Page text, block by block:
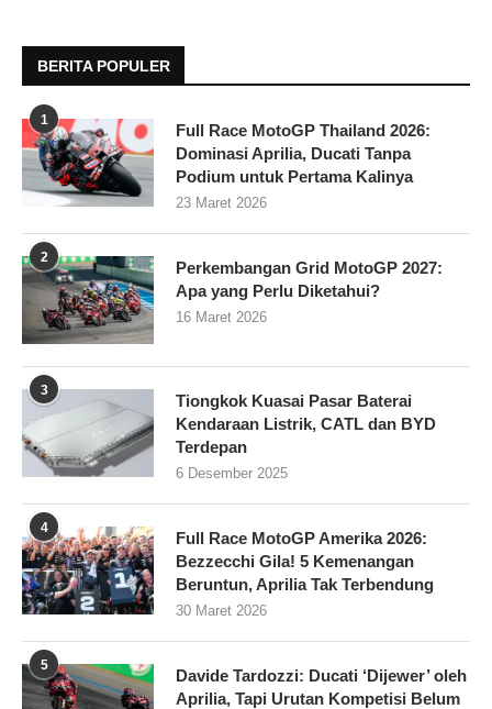
BERITA POPULER
1
Full Race MotoGP Thailand 2026:
Dominasi Aprilia, Ducati Tanpa
Podium untuk Pertama Kalinya
23 Maret 2026
2
Perkembangan Grid MotoGP 2027:
Apa yang Perlu Diketahui?
16 Maret 2026
3
Tiongkok Kuasai Pasar Baterai
Kendaraan Listrik, CATL dan BYD
Terdepan
6 Desember 2025
4
Full Race MotoGP Amerika 2026:
Bezzecchi Gila! 5 Kemenangan
Beruntun, Aprilia Tak Terbendung
30 Maret 2026
5
Davide Tardozzi: Ducati ‘Dijewer’ oleh
Aprilia, Tapi Urutan Kompetisi Belum